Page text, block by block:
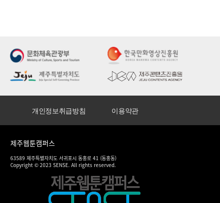
개인정보취급방침 이용약관
제주웹툰캠퍼스
63589 제주특별자치도 서귀포시 동홍로 41 (동홍동)
Copyright © 2023 SENSE. All rights reserved.